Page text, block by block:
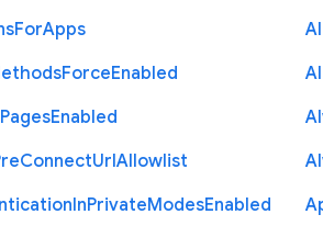
ForApps
ForceEnabled
PagesEnabled
ConnectUrlAllowlist
InPrivateModesEnabled